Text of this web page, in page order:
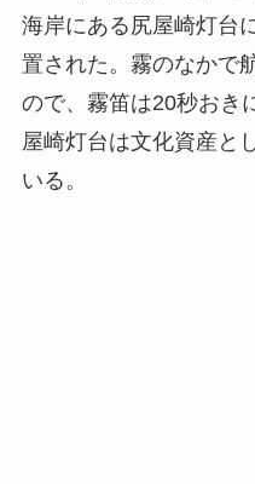
海岸にある尻屋崎灯台
置された。霧のなかで
ので、霧笛は20秒おき
屋崎灯台は文化資産と
いる。